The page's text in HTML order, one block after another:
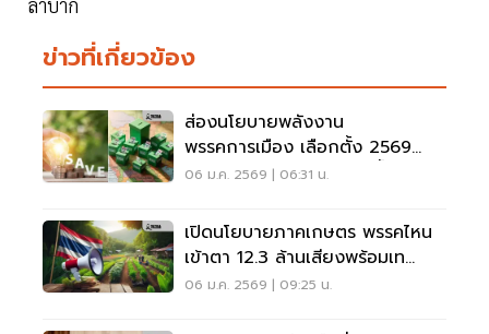
ข่าวที่เกี่ยวข้อง
ส่องนโยบายพลังงาน
พรรคการเมือง เลือกตั้ง 2569
แข่งประชานิยม 'ลดค่าไฟ-น้ำมัน-
06 ม.ค. 2569 | 06:31 น.
เปิดนโยบายภาคเกษตร พรรคไหน
เข้าตา 12.3 ล้านเสียงพร้อมเท
คะแนน
06 ม.ค. 2569 | 09:25 น.